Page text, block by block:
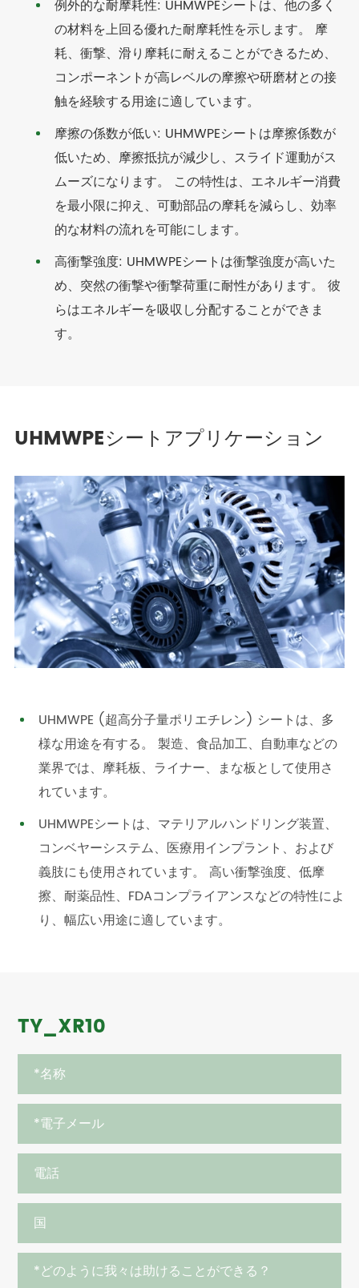
例外的な耐摩耗性: UHMWPEシートは、他の多く
の材料を上回る優れた耐摩耗性を示します。 摩
耗、衝撃、滑り摩耗に耐えることができるため、
コンポーネントが高レベルの摩擦や研磨材との接
触を経験する用途に適しています。
摩擦の係数が低い: UHMWPEシートは摩擦係数が
低いため、摩擦抵抗が減少し、スライド運動がス
ムーズになります。 この特性は、エネルギー消費
を最小限に抑え、可動部品の摩耗を減らし、効率
的な材料の流れを可能にします。
高衝撃強度: UHMWPEシートは衝撃強度が高いた
め、突然の衝撃や衝撃荷重に耐性があります。 彼
らはエネルギーを吸収し分配することができま
す。
UHMWPEシートアプリケーション
UHMWPE (超高分子量ポリエチレン) シートは、多
様な用途を有する。 製造、食品加工、自動車などの
業界では、摩耗板、ライナー、まな板として使用さ
れています。
UHMWPEシートは、マテリアルハンドリング装置、
コンベヤーシステム、医療用インプラント、および
義肢にも使用されています。 高い衝撃強度、低摩
擦、耐薬品性、FDAコンプライアンスなどの特性によ
り、幅広い用途に適しています。
TY_XR10